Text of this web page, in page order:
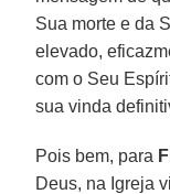
Sua morte e da
elevado,
com o Seu
sua vinda
Pois bem, para
Deus, na Igreja